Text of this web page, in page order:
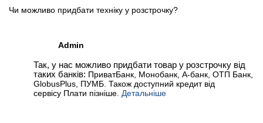
Чи можливо придбати техніку у розстрочку?
Admin
Так, у нас можливо придбати товар у розстрочку від
таких банків: ПриватБанк, Монобанк, А-банк, ОТП Банк,
GlobusPlus, ПУМБ. Також доступний кредит від
сервісу Плати пізніше. Детальніше